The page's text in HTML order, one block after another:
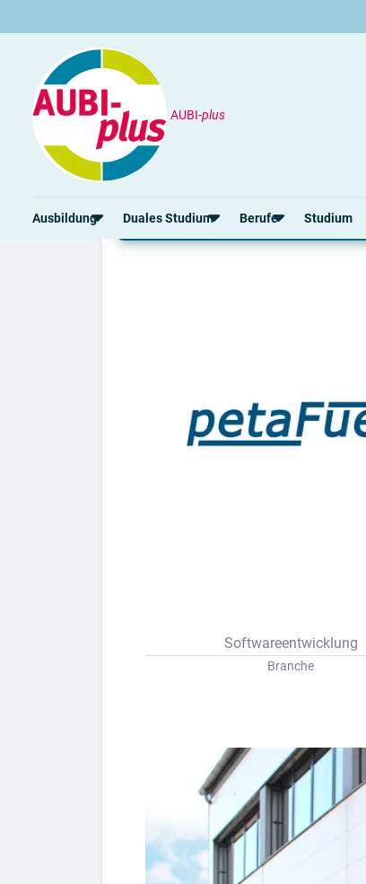
AUBI-plus
Ausbildung Duales Studium Berufe Studium
Unternehmen
Softwareentwicklung
Branche